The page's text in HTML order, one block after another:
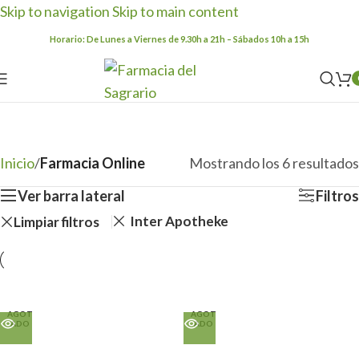
Skip to navigationSkip to main content
Horario: De Lunes a Viernes de 9.30h a 21h – Sábados 10h a 15h
Inicio/Farmacia Online
Mostrando los 6 resultados
Ver barra lateral
Filtros
Limpiar filtros Inter Apotheke
AGOT
ADO
AGOT
ADO